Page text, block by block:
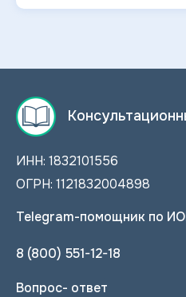
ИНН: 1832101556
ОГРН: 1121832004898
Telegram-помощник по
8 (800) 551-12-18
Вопрос- ответ